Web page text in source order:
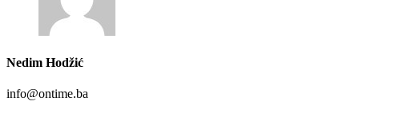
Nedim Hodžić
info@ontime.ba